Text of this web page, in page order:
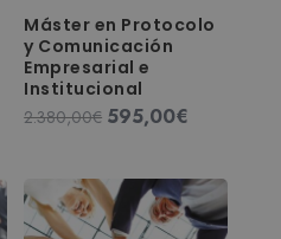
Máster en Protocolo
y Comunicación
Empresarial e
Institucional
2.380,00€ El
era:
2.380,00€.
595,00€
es:
595,00€.